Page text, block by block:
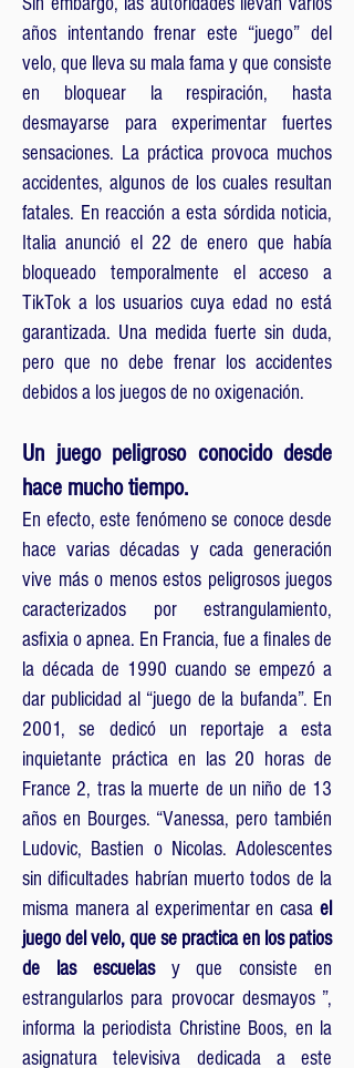
años intentando frenar este “juego” del
velo, que lleva su mala fama y que consiste
en bloquear la respiración, hasta
desmayarse para experimentar fuertes
sensaciones. La práctica provoca muchos
accidentes, algunos de los cuales resultan
fatales. En reacción a esta sórdida noticia,
Italia anunció el 22 de enero que había
bloqueado temporalmente el acceso a
TikTok a los usuarios cuya edad no está
garantizada. Una medida fuerte sin duda,
pero que no debe frenar los accidentes
debidos a los juegos de no oxigenación.
Un juego peligroso conocido desde
hace mucho tiempo.
En efecto, este fenómeno se conoce desde
hace varias décadas y cada generación
vive más o menos estos peligrosos juegos
caracterizados por estrangulamiento,
asfixia o apnea. En Francia, fue a finales de
la década de 1990 cuando se empezó a
dar publicidad al “juego de la bufanda”. En
2001, se dedicó un reportaje a esta
inquietante práctica en las 20 horas de
France 2, tras la muerte de un niño de 13
años en Bourges. “Vanessa, pero también
Ludovic, Bastien o Nicolas. Adolescentes
sin dificultades habrían muerto todos de la
misma manera al experimentar en casa el
juego del velo, que se practica en los patios
de las escuelasy que consiste en
estrangularlos para provocar desmayos ”,
informa la periodista Christine Boos, en la
asignatura televisiva dedicada a este